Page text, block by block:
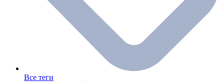
Все теги